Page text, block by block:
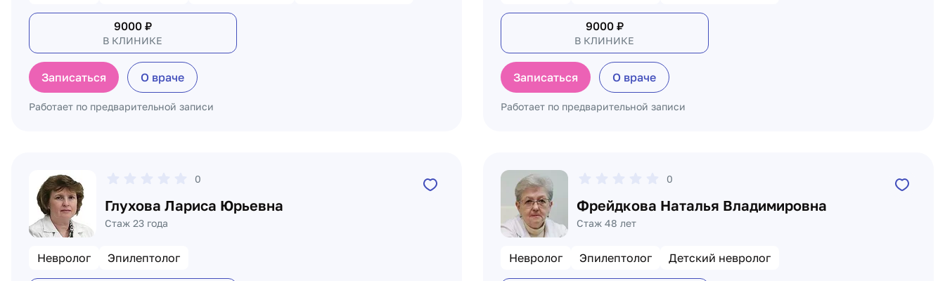
9000₽
В КЛИНИКЕ
Записаться О враче
Работает по предварительной записи
9000₽
В КЛИНИКЕ
Записаться О враче
Работает по предварительной записи
0
Глухова Лариса Юрьевна
Стаж 23 года
Невролог Эпилептолог
0
Фрейдкова Наталья Владимировна
Стаж 48 лет
Невролог Эпилептолог Детский невролог